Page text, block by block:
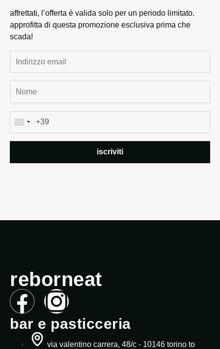
affrettati, l’offerta è valida solo per un periodo limitato.
approfitta di questa promozione esclusiva prima che
scada!
reborneat
bar e pasticceria
via valentino carrera, 48/c - 10146 torino to